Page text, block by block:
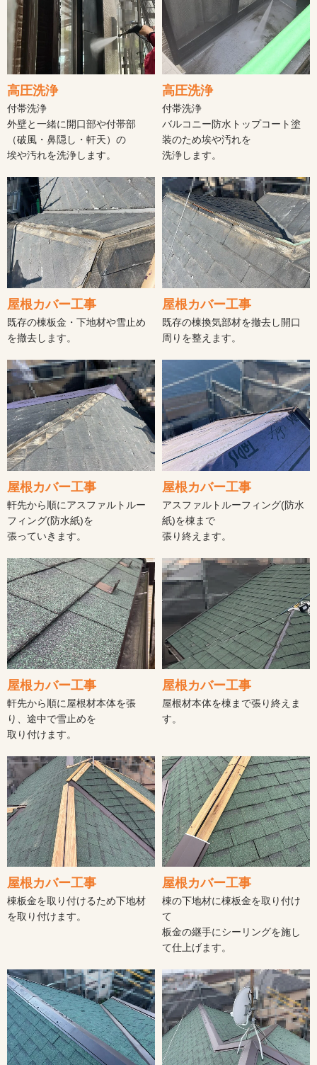
高圧洗浄
付帯洗浄
外壁と一緒に開口部や付帯部
（破風・鼻隠し・軒天）の
埃や汚れを洗浄します。
高圧洗浄
付帯洗浄
バルコニー防水トップコート塗
装のため埃や汚れを
洗浄します。
屋根カバー工事
既存の棟板金・下地材や雪止め
を撤去します。
屋根カバー工事
既存の棟換気部材を撤去し開口
周りを整えます。
屋根カバー工事
軒先から順にアスファルトルー
フィング(防水紙)を
張っていきます。
屋根カバー工事
アスファルトルーフィング(防水
紙)を棟まで
張り終えます。
屋根カバー工事
軒先から順に屋根材本体を張
り、途中で雪止めを
取り付けます。
屋根カバー工事
屋根材本体を棟まで張り終えま
す。
屋根カバー工事
棟板金を取り付けるため下地材
を取り付けます。
屋根カバー工事
棟の下地材に棟板金を取り付け
て
板金の継手にシーリングを施し
て仕上げます。